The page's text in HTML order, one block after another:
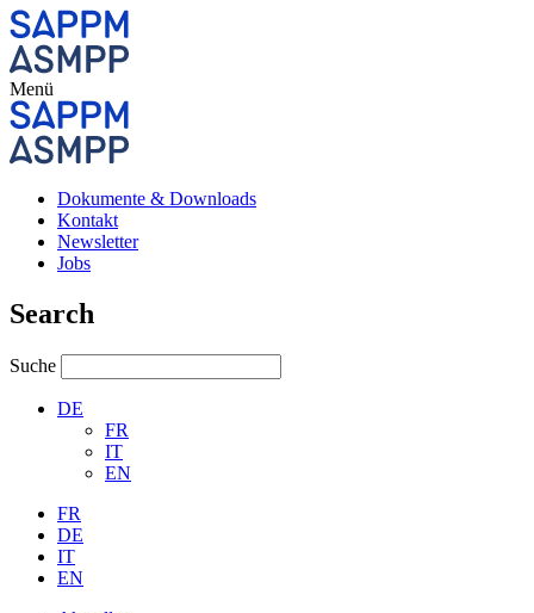
Menü
Dokumente & Downloads
Kontakt
Newsletter
Jobs
Search
Suche
DE
FR
IT
EN
FR
DE
IT
EN